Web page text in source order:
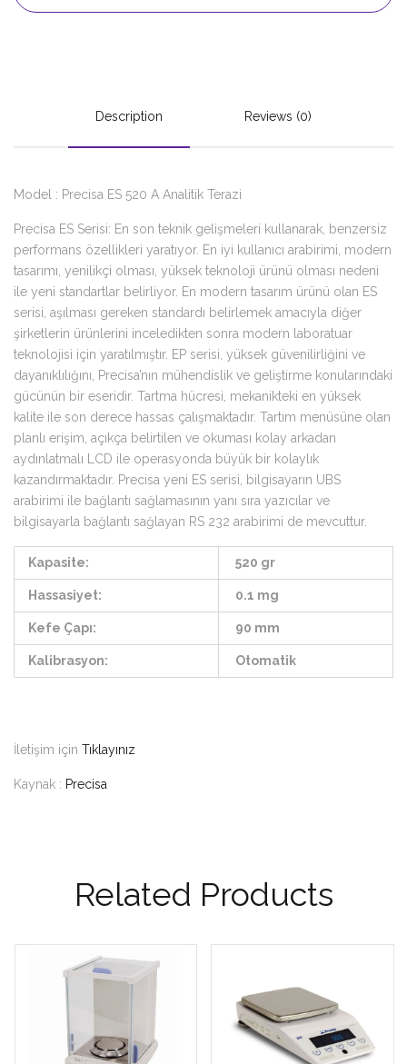
Description Reviews (0)
Model : Precisa ES 520 A Analitik Terazi
Precisa ES Serisi: En son teknik gelişmeleri kullanarak, benzersiz
performans özellikleri yaratıyor. En iyi kullanıcı arabirimi, modern
tasarımı, yenilikçi olması, yüksek teknoloji ürünü olması nedeni
ile yeni standartlar belirliyor. En modern tasarım ürünü olan ES
serisi, aşılması gereken standardı belirlemek amacıyla diğer
şirketlerin ürünlerini inceledikten sonra modern laboratuar
teknolojisi için yaratılmıştır. EP serisi, yüksek güvenilirliğini ve
dayanıklılığını, Precisa’nın mühendislik ve geliştirme konularındaki
gücünün bir eseridir. Tartma hücresi, mekanikteki en yüksek
kalite ile son derece hassas çalışmaktadır. Tartım menüsüne olan
planlı erişim, açıkça belirtilen ve okuması kolay arkadan
aydınlatmalı LCD ile operasyonda büyük bir kolaylık
kazandırmaktadır. Precisa yeni ES serisi, bilgisayarın UBS
arabirimi ile bağlantı sağlamasının yanı sıra yazıcılar ve
bilgisayarla bağlantı sağlayan RS 232 arabirimi de mevcuttur.
Kapasite: 520 gr
Hassasiyet: 0.1 mg
Kefe Çapı: 90 mm
Kalibrasyon: Otomatik
İletişim için Tıklayınız
Kaynak : Precisa
Related Products